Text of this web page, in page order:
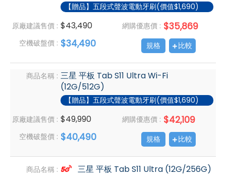
【贈品】五段式聲波電動牙刷(價值$1,690)
原廠建議售價 : $43,490 網購優惠價 : $35,869
空機破盤價 : $34,490 規格 比較
商品名稱 : 三星 平板 Tab S11 Ultra Wi-Fi
(12G/512G)
【贈品】五段式聲波電動牙刷(價值$1,690)
原廠建議售價 : $49,990 網購優惠價 : $42,109
空機破盤價 : $40,490 規格 比較
商品名稱 : 三星 平板 Tab S11 Ultra (12G/256G)